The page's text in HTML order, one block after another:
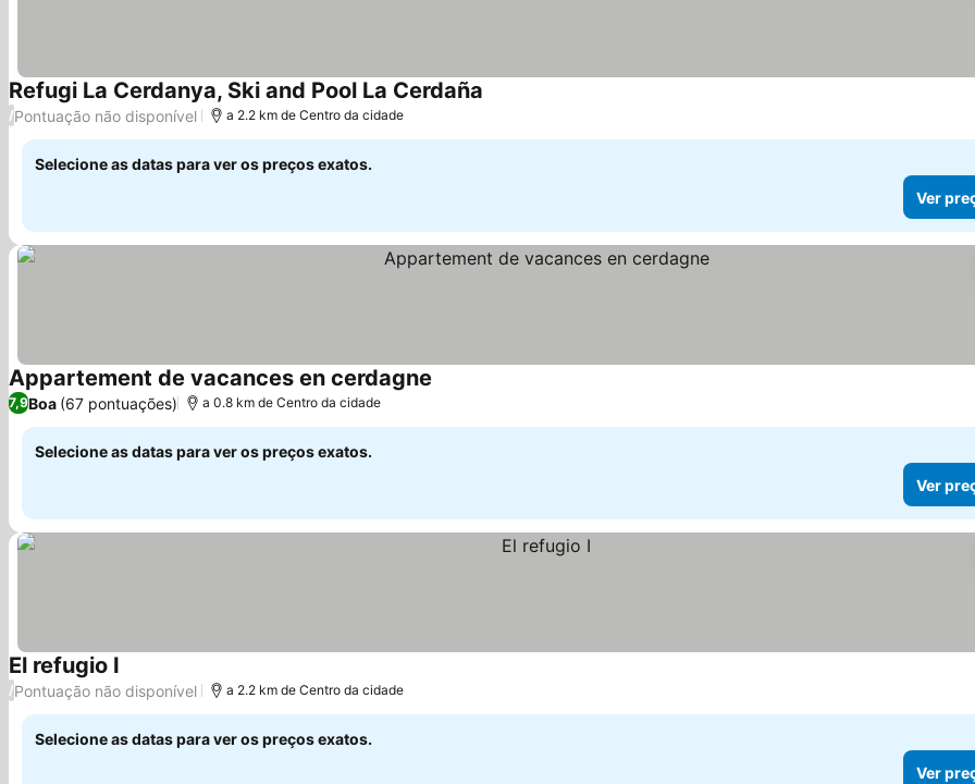
Refugi La Cerdanya, Ski and Pool La Cerdaña
/Pontuação não disponível a 2.2 km de Centro da cidade
Selecione as datas para ver os preços exatos.
Ver
Appartement de vacances en cerdagne
7,9Boa (67 pontuações) a 0.8 km de Centro da cidade
Selecione as datas para ver os preços exatos.
Ver
El refugio I
/Pontuação não disponível a 2.2 km de Centro da cidade
Selecione as datas para ver os preços exatos.
Ver